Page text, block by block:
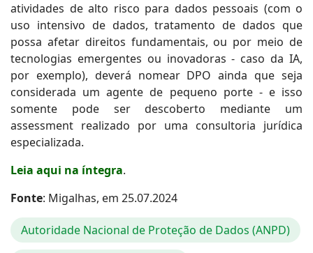
atividades de alto risco para dados pessoais (com o
uso intensivo de dados, tratamento de dados que
possa afetar direitos fundamentais, ou por meio de
tecnologias emergentes ou inovadoras - caso da IA,
por exemplo), deverá nomear DPO ainda que seja
considerada um agente de pequeno porte - e isso
somente pode ser descoberto mediante um
assessment realizado por uma consultoria jurídica
especializada.
Leia aqui na íntegra.
Fonte: Migalhas, em 25.07.2024
Autoridade Nacional de Proteção de Dados (ANPD)